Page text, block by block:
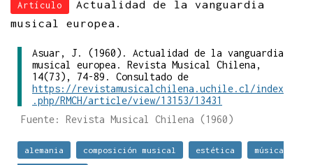
Artículo
Actualidad de la vanguardia
musical europea.
Asuar, J. (1960). Actualidad de la vanguardia
musical europea. Revista Musical Chilena,
14(73), 74-89. Consultado de
https://revistamusicalchilena.uchile.cl/index
.php/RMCH/article/view/13153/13431
Fuente: Revista Musical Chilena (1960)
alemania composición musical estética música